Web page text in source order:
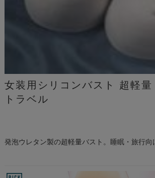
女装用シリコンバスト 超軽量
トラベル
発泡ウレタン製の超軽量バスト。睡眠・旅行